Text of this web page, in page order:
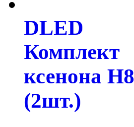
DLED
Комплект
ксенона H8
(2шт.)